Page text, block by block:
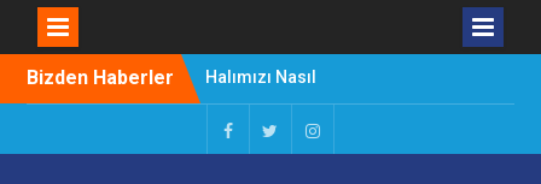
Bizden Haberler
Halımızı Nasıl
Kullanmalıyız
Halı Yıkama Çalıştayı
Başladı
Facebook
TwitterInstagram